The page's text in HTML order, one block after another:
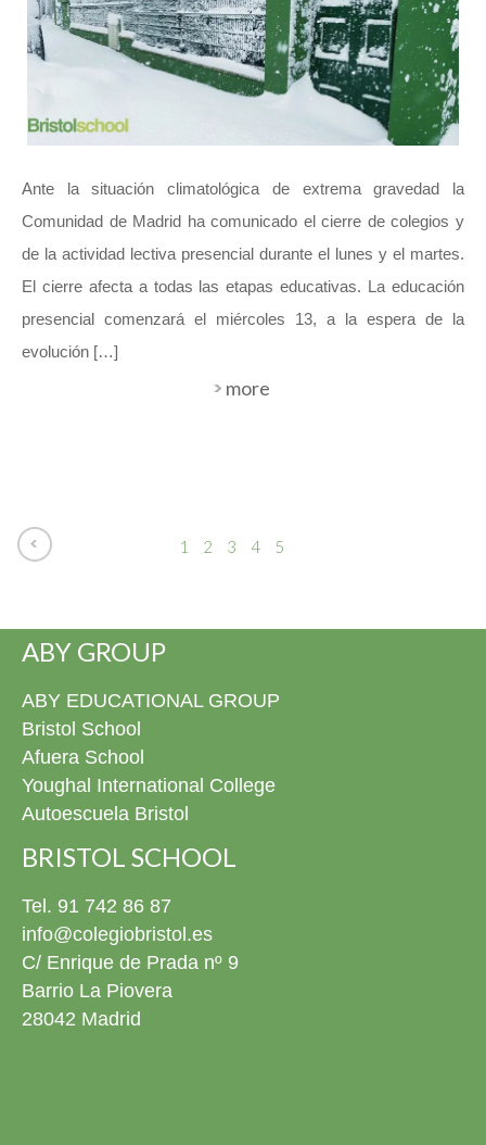
Ante la situación climatológica de extrema gravedad la
Comunidad de Madrid ha comunicado el cierre de colegios y
de la actividad lectiva presencial durante el lunes y el martes.
El cierre afecta a todas las etapas educativas. La educación
presencial comenzará el miércoles 13, a la espera de la
evolución […]
more
1 2 3 4 5
ABY GROUP
ABY EDUCATIONAL GROUP
Bristol School
Afuera School
Youghal International College
Autoescuela Bristol
BRISTOL SCHOOL
Tel. 91 742 86 87
info@colegiobristol.es
C/ Enrique de Prada nº 9
Barrio La Piovera
28042 Madrid